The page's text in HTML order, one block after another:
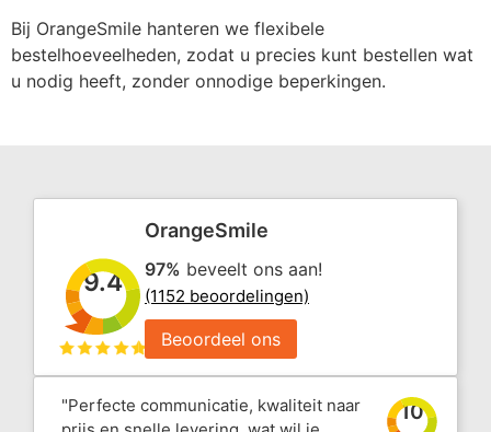
Bij OrangeSmile hanteren we flexibele
bestelhoeveelheden, zodat u precies kunt bestellen wat
u nodig heeft, zonder onnodige beperkingen.
9.4
OrangeSmile
97% beveelt ons aan!
(1152 beoordelingen)
Beoordeel ons
"Perfecte communicatie, kwaliteit naar
10